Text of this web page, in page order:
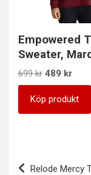
Empowered
Sweater,
699kr Det
ursprungliga
priset
var:
489 krDet
priset
är:
Köp produkt
Relode Mercy